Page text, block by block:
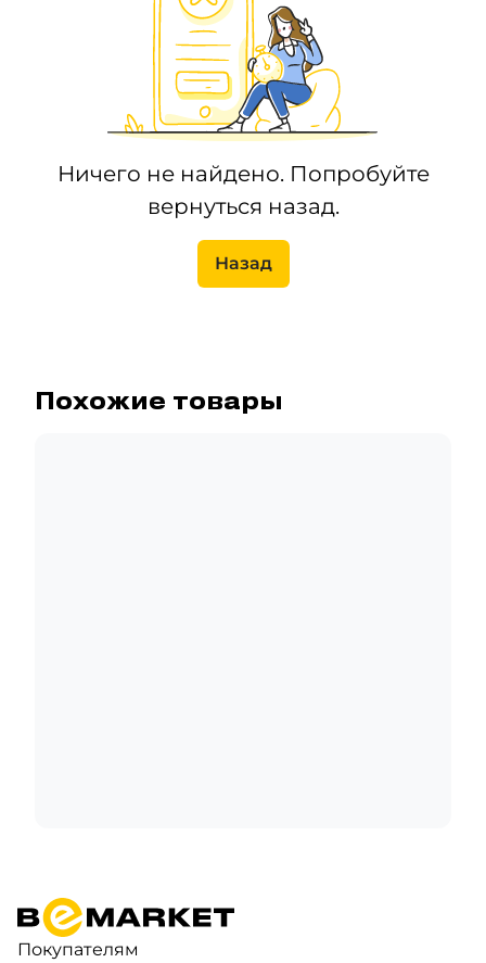
Ничего не найдено. Попробуйте
вернуться назад.
Назад
Похожие товары
Покупателям